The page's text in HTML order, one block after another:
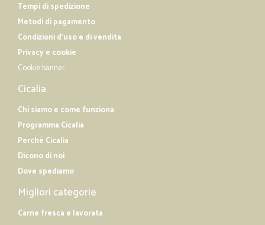
Tempi di spedizione
Metodi di pagamento
Condizioni d'uso e di vendita
Privacy e cookie
Cookie banner
Cicalia
Chi siamo e come funziona
Programma Cicalia
Perché Cicalia
Dicono di noi
Dove spediamo
Migliori categorie
Carne fresca e lavorata